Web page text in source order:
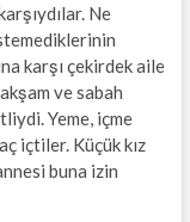
Ne
karşı çekirdek aile
ve sabah
Yeme, içme
içtiler. Küçük kız
buna izin